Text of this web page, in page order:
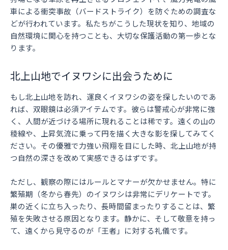
車による衝突事故（バードストライク）を防ぐための調査な
どが行われています。私たちがこうした現状を知り、地域の
自然環境に関心を持つことも、大切な保護活動の第一歩とな
ります。
北上山地でイヌワシに出会うために
もし北上山地を訪れ、運良くイヌワシの姿を探したいのであ
れば、双眼鏡は必須アイテムです。彼らは警戒心が非常に強
く、人間が近づける場所に現れることは稀です。遠くの山の
稜線や、上昇気流に乗って円を描く大きな影を探してみてく
ださい。その優雅で力強い飛翔を目にした時、北上山地が持
つ自然の深さを改めて実感できるはずです。
ただし、観察の際にはルールとマナーが欠かせません。特に
繁殖期（冬から春先）のイヌワシは非常にデリケートです。
巣の近くに立ち入ったり、長時間留まったりすることは、繁
殖を失敗させる原因となります。静かに、そして敬意を持っ
て、遠くから見守るのが「王者」に対する礼儀です。